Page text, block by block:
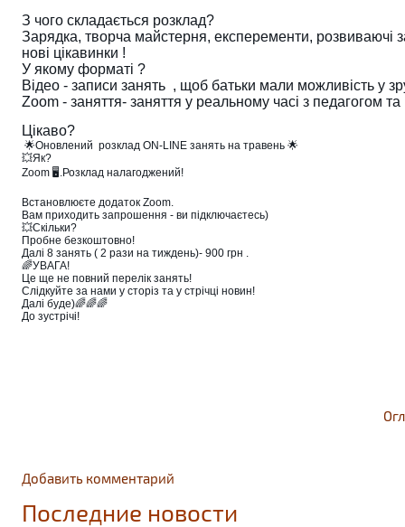
З чого складається розклад?
Зарядка, творча майстерня, експеременти, розвиваючі
нові цікавинки !
У якому форматі ?
Відео - записи занять , щоб батьки мали можливість у
Zoom - заняття- заняття у реальному часі з педагогом
Цікаво?
🌟Оновлений розклад ON-LINE занять на травень 🌟
💥Як?
Zoom 🖥.Розклад налагоджений!
Встановлюєте додаток Zoom.
Вам приходить запрошення - ви підключаєтесь)
💥Скільки?
Пробне безкоштовно!
Далі 8 занять ( 2 рази на тиждень)- 900 грн .
🌈УВАГА!
Це ще не повний перелік занять!
Слідкуйте за нами у сторіз та у стрічці новин!
Далі буде)🌈🌈🌈
До зустрічі!
Добавить комментарий
Последние новости